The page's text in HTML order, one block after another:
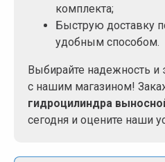
комплекта;
Быструю доставку
удобным способом.
Выбирайте надежность и
с нашим магазином!
гидроцилиндра
сегодня и оцените наши